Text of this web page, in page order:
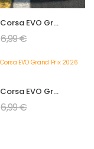
Assetto Corsa EVO Grand Prix 2026 AMR26 Mod
6,99€
Assetto Corsa EVO Grand Prix 2026 RB22 Mod
6,99€